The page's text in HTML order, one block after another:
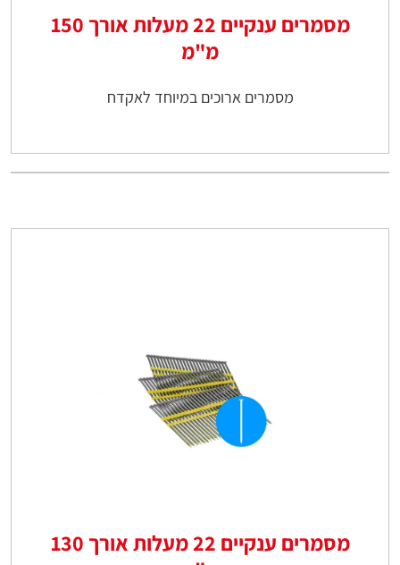
מסמרים ענקיים 22 מעלות אורך 150
מ"מ
מסמרים ארוכים במיוחד לאקדח
מסמרים ענקיים 22 מעלות אורך 130